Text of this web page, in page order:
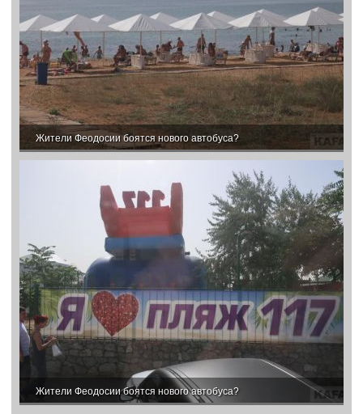
Жители Феодосии боятся нового автобуса?
Жители Феодосии боятся нового автобуса?